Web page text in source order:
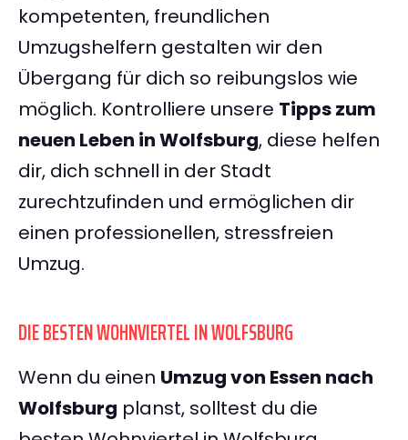
kompetenten, freundlichen
Umzugshelfern gestalten wir den
Übergang für dich so reibungslos wie
möglich. Kontrolliere unsere Tipps zum
neuen Leben in Wolfsburg, diese helfen
dir, dich schnell in der Stadt
zurechtzufinden und ermöglichen dir
einen professionellen, stressfreien
Umzug.
DIE BESTEN WOHNVIERTEL IN WOLFSBURG
Wenn du einen Umzug von Essen nach
Wolfsburg planst, solltest du die